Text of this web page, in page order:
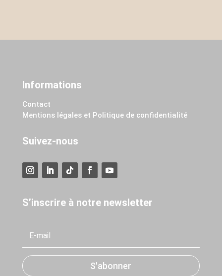
Informations
Contact
Mentions légales et Politique de confidentialité
Suivez-nous
S’inscrire à notre newsletter
S'abonner